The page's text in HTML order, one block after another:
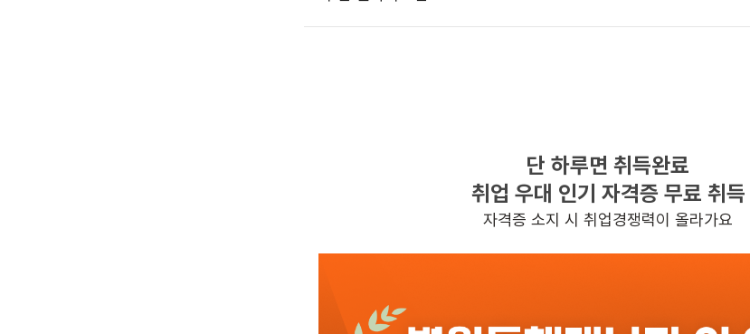
찾으시는 조건의 일자리가 없습니다
더욱더 노력하는 케어파트너가 되겠습니다.
단 하루면 취득완료
취업 우대 인기 자격증 무료 취득
자격증 소지 시 취업경쟁력이 올라가요